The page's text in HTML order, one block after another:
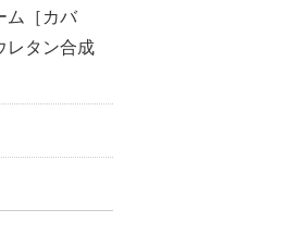
ム［カバ
レタン合成